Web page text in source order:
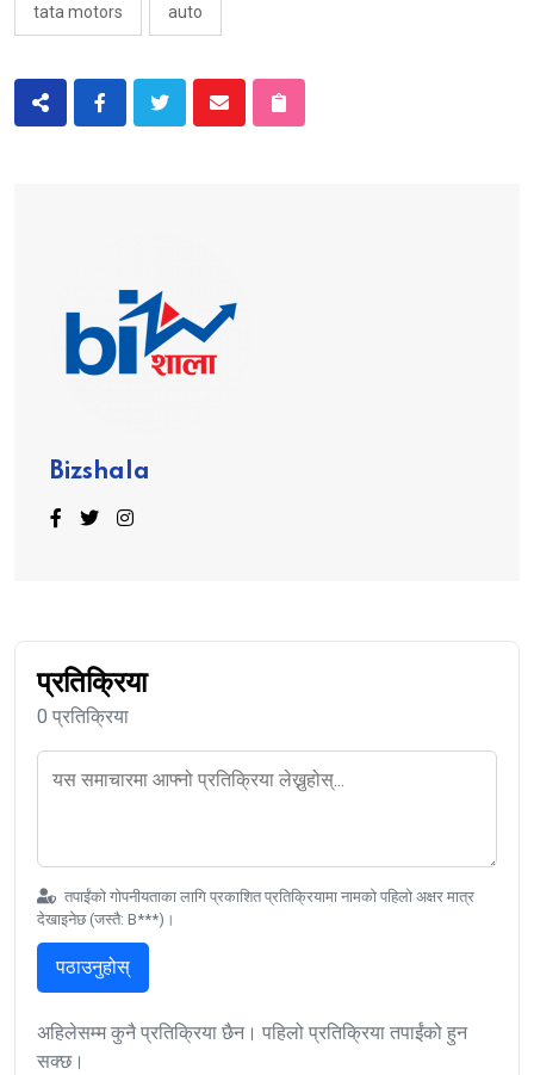
tata motors auto
Bizshala
प्रतिक्रिया
0 प्रतिक्रिया
तपाईंको गोपनीयताका लागि प्रकाशित प्रतिक्रियामा नामको पहिलो अक्षर मात्र
देखाइनेछ (जस्तै: B***)।
पठाउनुहोस्
अहिलेसम्म कुनै प्रतिक्रिया छैन। पहिलो प्रतिक्रिया तपाईंको हुन
सक्छ।